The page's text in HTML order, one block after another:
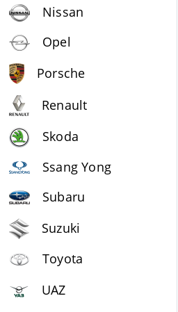
Nissan
Opel
Porsche
Renault
Skoda
Ssang Yong
Subaru
Suzuki
Toyota
UAZ